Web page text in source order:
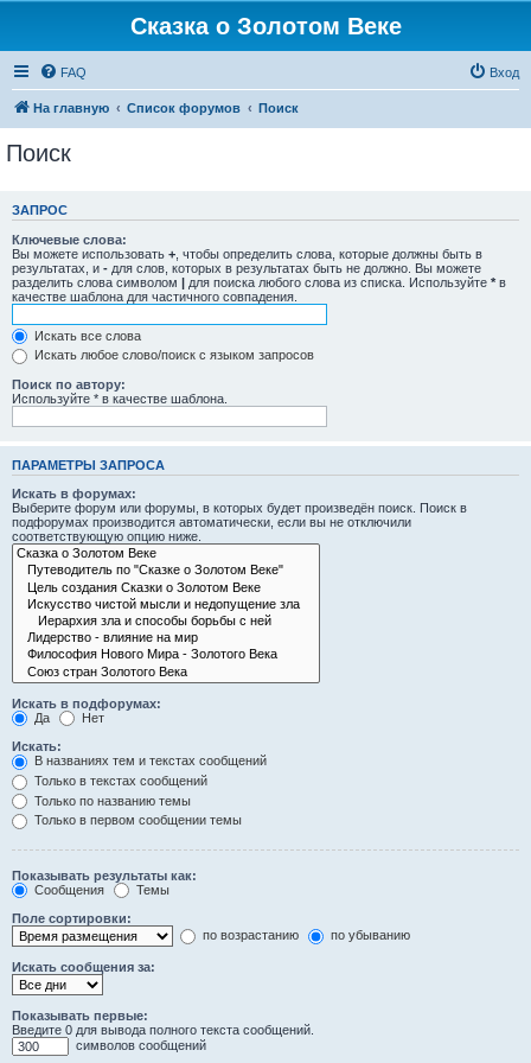
Сказка о Золотом Веке
FAQ Вход
На главную Список форумов Поиск
Поиск
ЗАПРОС
Ключевые слова:
Вы можете использовать + , чтобы определить слова, которые должны быть в
результатах, и - для слов, которых в результатах быть не должно. Вы можете
разделить слова символом | для поиска любого слова из списка. Используйте * в
качестве шаблона для частичного совпадения.
Искать все слова
Искать любое слово/поиск с языком запросов
Поиск по автору:
Используйте * в качестве шаблона.
ПАРАМЕТРЫ ЗАПРОСА
Искать в форумах:
Выберите форум или форумы, в которых будет произведён поиск. Поиск в
подфорумах производится автоматически, если вы не отключили
соответствующую опцию ниже.
Искать в подфорумах:
Да
Нет
Искать:
В названиях тем и текстах сообщений
Только в текстах сообщений
Только по названию темы
Только в первом сообщении темы
Показывать результаты как:
Сообщения
Темы
Поле сортировки:
по возрастанию
по убыванию
Искать сообщения за:
Показывать первые:
Введите 0 для вывода полного текста сообщений.
символов сообщений